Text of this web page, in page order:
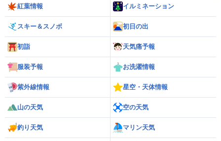
紅葉情報 イルミネーション
スキー＆スノボ 初日の出
初詣 天気痛予報
服装予報 お洗濯情報
紫外線情報 星空・天体情報
山の天気 空の天気
釣り天気 マリン天気